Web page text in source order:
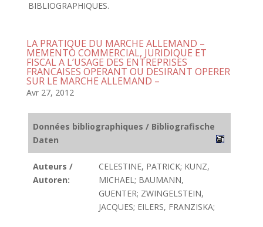
BIBLIOGRAPHIQUES.
LA PRATIQUE DU MARCHE ALLEMAND –
MEMENTO COMMERCIAL, JURIDIQUE ET
FISCAL A L’USAGE DES ENTREPRISES
FRANCAISES OPERANT OU DESIRANT OPERER
SUR LE MARCHE ALLEMAND –
Avr 27, 2012
Données bibliographiques / Bibliografische
Daten
Auteurs /
Autoren:
CELESTINE, PATRICK; KUNZ,
MICHAEL; BAUMANN,
GUENTER; ZWINGELSTEIN,
JACQUES; EILERS, FRANZISKA;